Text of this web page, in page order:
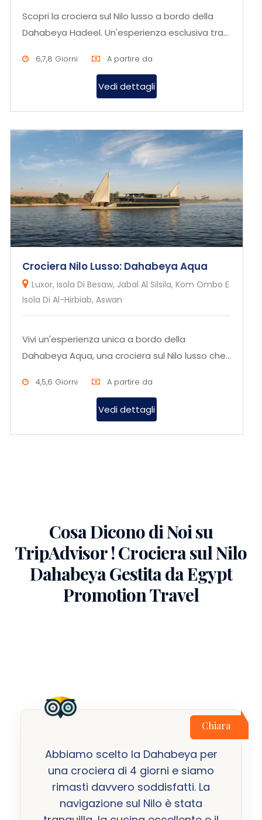
Scopri la crociera sul Nilo lusso a bordo della
Dahabeya Hadeel. Un'esperienza esclusiva tra
6,7,8 Giorni A partire da
Vedi dettagli
Crociera Nilo Lusso: Dahabeya Aqua
Luxor, Isola Di Besaw, Jabal Al Silsila, Kom Ombo E
Isola Di Al-Hirbiab, Aswan
Vivi un'esperienza unica a bordo della
Dahabeya Aqua, una crociera sul Nilo lusso che
4,5,6 Giorni A partire da
Vedi dettagli
Cosa Dicono di Noi su
TripAdvisor ! Crociera sul Nilo
Dahabeya Gestita da Egypt
Promotion Travel
Chiara
Abbiamo scelto la Dahabeya per
una crociera di 4 giorni e siamo
rimasti davvero soddisfatti. La
navigazione sul Nilo è stata